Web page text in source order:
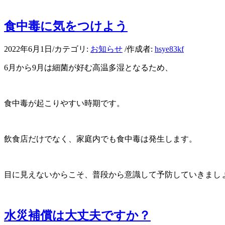
食中毒に気をつけよう
2022年6月1日 /カテゴリ: お知らせ /作成者: hsye83kf
6月から9月は細菌が好む高温多湿となるため、
食中毒が起こりやすい時期です。
飲食店だけでなく、家庭内でも食中毒は発生します。
目に見えないからこそ、普段から意識して予防していきまし
水災補償は大丈夫ですか？